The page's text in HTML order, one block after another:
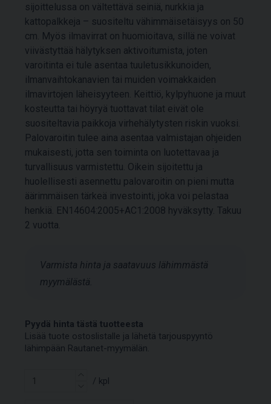
sijoittelussa on vältettävä seiniä, nurkkia ja
kattopalkkeja – suositeltu vähimmäisetäisyys on 50
cm. Myös ilmavirrat on huomioitava, sillä ne voivat
viivästyttää hälytyksen aktivoitumista, joten
varoitinta ei tule asentaa tuuletusikkunoiden,
ilmanvaihtokanavien tai muiden voimakkaiden
ilmavirtojen läheisyyteen. Keittiö, kylpyhuone ja muut
kosteutta tai höyryä tuottavat tilat eivät ole
suositeltavia paikkoja virhehälytysten riskin vuoksi.
Palovaroitin tulee aina asentaa valmistajan ohjeiden
mukaisesti, jotta sen toiminta on luotettavaa ja
turvallisuus varmistettu. Oikein sijoitettu ja
huolellisesti asennettu palovaroitin on pieni mutta
äärimmäisen tärkeä investointi, joka voi pelastaa
henkiä. EN14604:2005+AC1:2008 hyväksytty. Takuu
2 vuotta.
Varmista hinta ja saatavuus lähimmästä
myymälästä.
Pyydä hinta tästä tuotteesta
Lisää tuote ostoslistalle ja lähetä tarjouspyyntö
lähimpään Rautanet-myymälän.
/ kpl